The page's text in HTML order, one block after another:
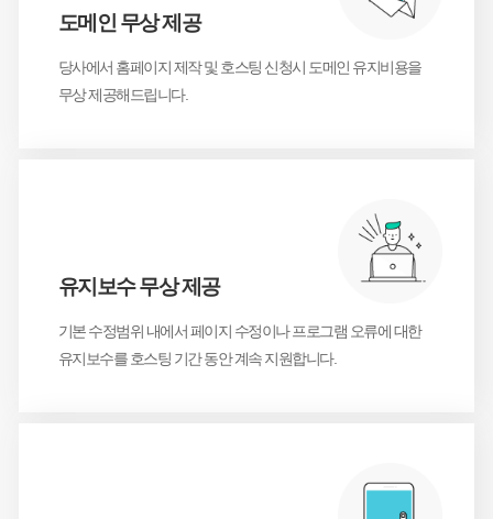
도메인 무상 제공
당사에서 홈페이지 제작 및 호스팅 신청시 도메인 유지비용을
무상 제공해드립니다.
유지보수 무상 제공
기본 수정범위 내에서 페이지 수정이나프로그램 오류에 대한
유지보수를호스팅 기간 동안 계속 지원합니다.